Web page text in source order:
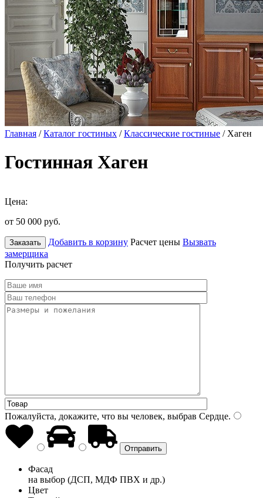
Главная /Каталог гостиных /Классические гостиные / Хаген
Гостинная Хаген
Цена:
от 50 000 руб.
Заказать Добавить в корзину Расчет цены Вызвать
замерщика
Получить расчет
Пожалуйста, докажите, что вы человек, выбрав Сердце.
Фасад
на выбор (ДСП, МДФ ПВХ и др.)
Цвет